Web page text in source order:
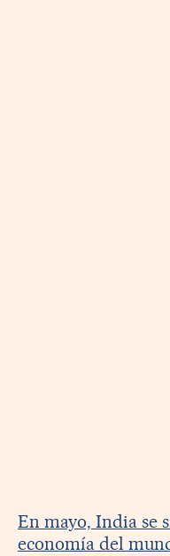
En mayo, India se
economía del